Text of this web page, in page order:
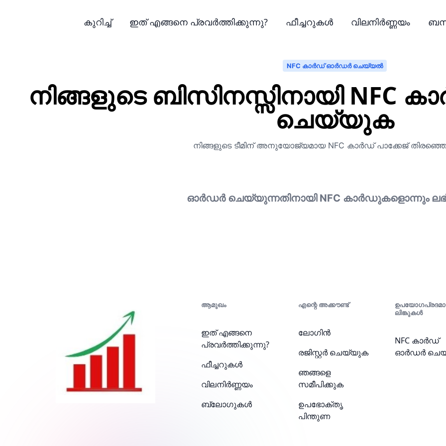
കുറിച്ച് ഇത് എങ്ങനെ പ്രവർത്തിക്കുന്നു? ഫീച്ചറുകൾ വിലനിർണ്ണയം
NFC കാർഡ് ഓർഡർ ചെയ്യൽ
നിങ്ങളുടെ ബിസിനസ്സിനായി
ചെയ്യുക
നിങ്ങളുടെ ടീമിന് അനുയോജ്യമായ NFC കാർഡ് പാക്കേജ്
ഓർഡർ ചെയ്യുന്നതിനായി NFC കാർഡുകളൊന്നും
ആമുഖം
ഇത് എങ്ങനെ
പ്രവർത്തിക്കുന്നു?
ഫീച്ചറുകൾ
വിലനിർണ്ണയം
ബ്ലോഗുകൾ
എന്റെ അക്കൗണ്ട്
ലോഗിൻ
രജിസ്റ്റർ ചെയ്യുക
ഞങ്ങളെ
സമീപിക്കുക
ഉപഭോക്തൃ
പിന്തുണ
ലിങ്കുകൾ
NFC കാർഡ്
ഓർഡർ